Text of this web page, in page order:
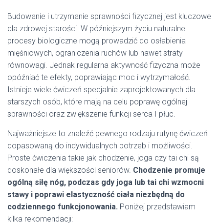
Budowanie i utrzymanie sprawności fizycznej jest kluczowe
dla zdrowej starości. W późniejszym życiu naturalne
procesy biologiczne mogą prowadzić do osłabienia
mięśniowych, ograniczenia ruchów lub nawet straty
równowagi. Jednak regularna aktywność fizyczna może
opóźniać te efekty, poprawiając moc i wytrzymałość.
Istnieje wiele ćwiczeń specjalnie zaprojektowanych dla
starszych osób, które mają na celu poprawę ogólnej
sprawności oraz zwiększenie funkcji serca I płuc.
Najważniejsze to znaleźć pewnego rodzaju rutynę ćwiczeń
dopasowaną do indywidualnych potrzeb i możliwości.
Proste ćwiczenia takie jak chodzenie, joga czy tai chi są
doskonałe dla większości seniorów. Chodzenie promuje
ogólną siłę nóg, podczas gdy joga lub tai chi wzmocni
stawy i poprawi elastyczność ciała niezbędną do
codziennego funkcjonowania. Poniżej przedstawiam
kilka rekomendacji: